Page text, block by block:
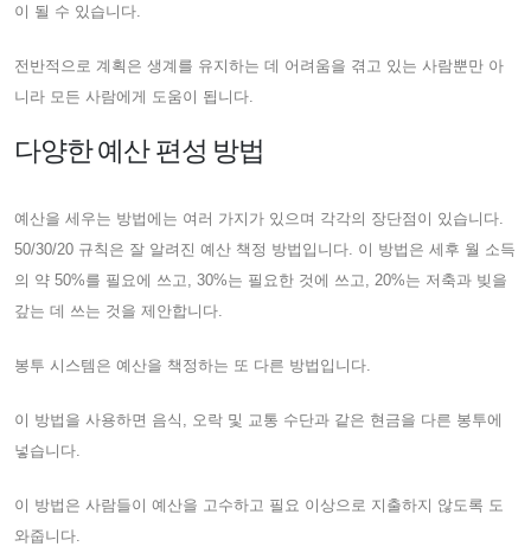
이 될 수 있습니다.
전반적으로 계획은 생계를 유지하는 데 어려움을 겪고 있는 사람뿐만 아
니라 모든 사람에게 도움이 됩니다.
다양한 예산 편성 방법
예산을 세우는 방법에는 여러 가지가 있으며 각각의 장단점이 있습니다.
50/30/20 규칙은 잘 알려진 예산 책정 방법입니다. 이 방법은 세후 월 소득
의 약 50%를 필요에 쓰고, 30%는 필요한 것에 쓰고, 20%는 저축과 빚을
갚는 데 쓰는 것을 제안합니다.
봉투 시스템은 예산을 책정하는 또 다른 방법입니다.
이 방법을 사용하면 음식, 오락 및 교통 수단과 같은 현금을 다른 봉투에
넣습니다.
이 방법은 사람들이 예산을 고수하고 필요 이상으로 지출하지 않도록 도
와줍니다.